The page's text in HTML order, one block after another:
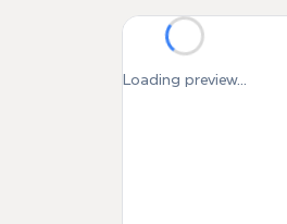
Loading preview...